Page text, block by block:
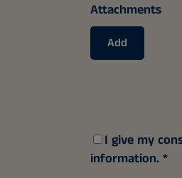
Attachments
Add
I give my
information.